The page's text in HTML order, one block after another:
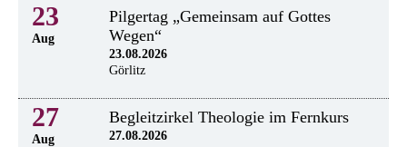
23
Aug
Pilgertag „Gemeinsam auf Gottes
Wegen“
23.08.2026
Görlitz
27
Aug
Begleitzirkel Theologie im Fernkurs
27.08.2026